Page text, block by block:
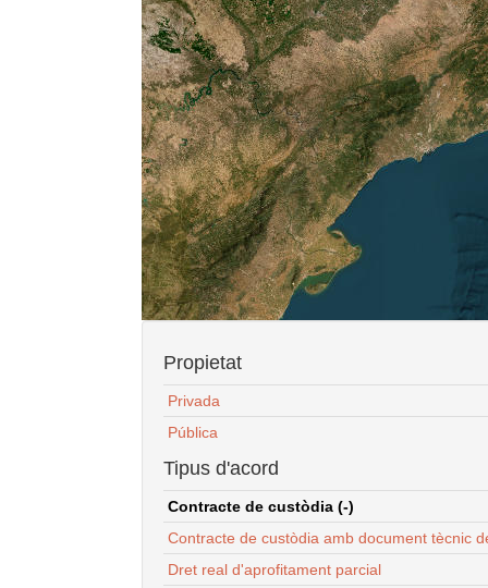
Propietat
Privada
Pública
Tipus d'acord
Contracte de custòdia (-)
Contracte de custòdia amb document tècnic
Dret real d'aprofitament parcial